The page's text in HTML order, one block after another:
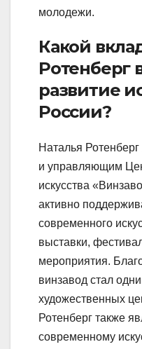
молодежи.
Какой
Ротенберг
развитие
России?
Наталья
и управляющим
искусства
активно
современного
выставки,
мероприятия.
винзавод стал
художественных
Ротенберг также
современному